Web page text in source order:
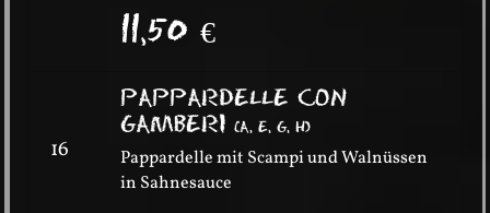
11,50€
16
PAPPARDELLE CON
GAMBERI(A, E, G, H)
Pappardelle mit Scampi und Walnüssen
in Sahnesauce